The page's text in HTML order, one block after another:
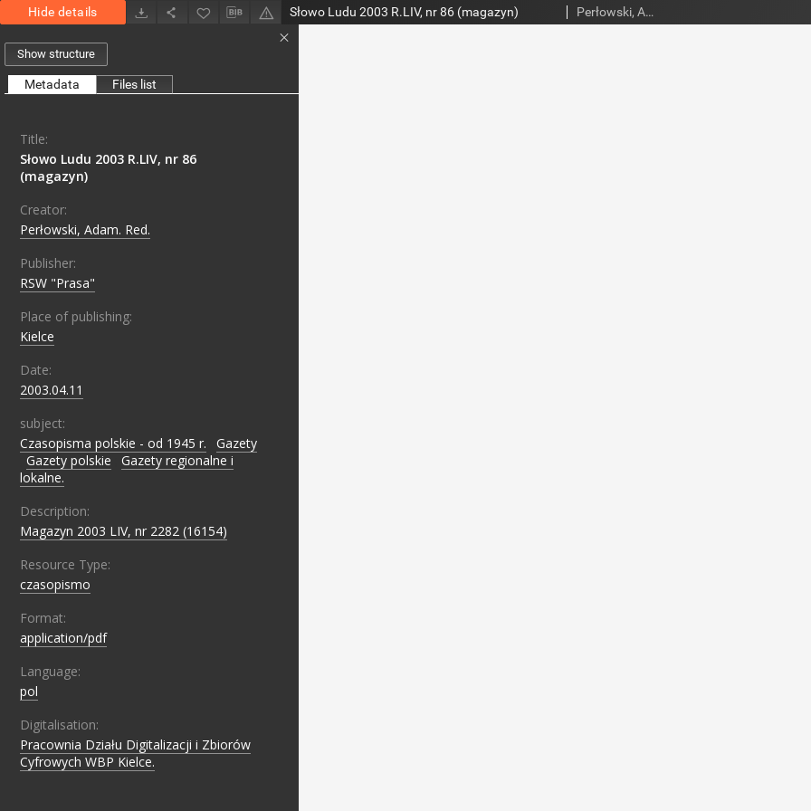
Hide details Słowo Ludu 2003 R.LIV, nr 86 (magazyn) Perłowski, Adam. Red.
Show structure
Metadata Files list
Title:
Słowo Ludu 2003 R.LIV, nr 86
(magazyn)
Creator:
Perłowski, Adam. Red.
Publisher:
RSW "Prasa"
Place of publishing:
Kielce
Date:
2003.04.11
subject:
Czasopisma polskie - od 1945 r.
Gazety
Gazety polskie
Gazety regionalne i
lokalne.
Description:
Magazyn 2003 LIV, nr 2282 (16154)
Resource Type:
czasopismo
Format:
application/pdf
Language:
pol
Digitalisation:
Pracownia Działu Digitalizacji i Zbiorów
Cyfrowych WBP Kielce.